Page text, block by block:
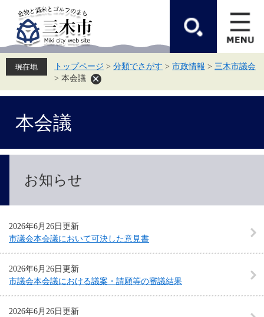
先
頭
を
飛
て
トップページ > 分類でさがす > 市政情報 > 三木市議会
> 本会議
本会議
お知らせ
2026年6月26日更新
市議会本会議において可決した意見書
2026年6月26日更新
市議会本会議における議案・請願等の審議結果
2026年6月26日更新